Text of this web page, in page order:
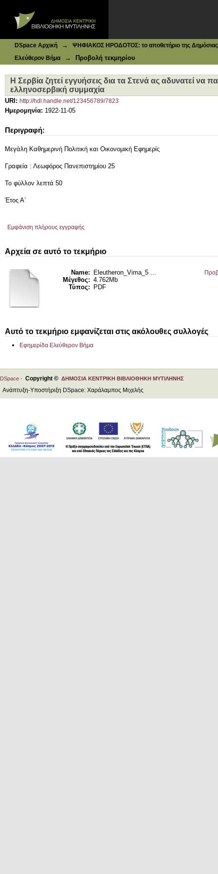
DSpace Αρχική →
ΨΗΦΙΑΚΟΣ ΗΡΟΔΟΤΟΣ: το αποθετήριο της Δημόσιας
Ελεύθερον Βήμα
→ Προβολή τεκμηρίου
Η Σερβία ζητεί εγγυήσεις δια τα Στενά ας αδυνατεί να
ελληνοσερβική συμμαχία
URI: http://hdl.handle.net/123456789/7823
Ημερομηνία: 1922-11-05
Περιγραφή:
Μεγάλη Καθημερινή Πολιτική και Οικονομική Εφημερίς
Γραφεία : Λεωφόρος Πανεπιστημίου 25
Το φύλλον λεπτά 50
Έτος Α΄
Εμφάνιση πλήρους εγγραφής
Αρχεία σε αυτό το τεκμήριο
Name:
Eleutheron_Vima_5 ...
Μέγεθος: 4.762Mb
Τύπος:
PDF
Αυτό το τεκμήριο εμφανίζεται στις ακόλουθες συλλογές
Εφημερίδα Ελεύθερον Βήμα
DSpace - Copyright © ΔΗΜΟΣΙΑ ΚΕΝΤΡΙΚΗ ΒΙΒΛΙΟΘΗΚΗ ΜΥΤΙΛΗΝΗΣ
Ανάπτυξη-Υποστήριξη DSpace: Χαράλαμπος Μιχελής